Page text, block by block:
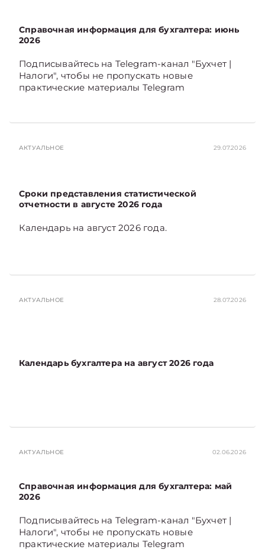
Справочная информация для бухгалтера: июнь
2026
Подписывайтесь на Telegram‑канал "Бухчет |
Налоги", чтобы не пропускать новые
практические материалы Telegram
АКТУАЛЬНОЕ 29.07.2026
Сроки представления статистической
отчетности в августе 2026 года
Календарь на август 2026 года.
АКТУАЛЬНОЕ 28.07.2026
Календарь бухгалтера на август 2026 года
АКТУАЛЬНОЕ 02.06.2026
Справочная информация для бухгалтера: май
2026
Подписывайтесь на Telegram‑канал "Бухчет |
Налоги", чтобы не пропускать новые
практические материалы Telegram